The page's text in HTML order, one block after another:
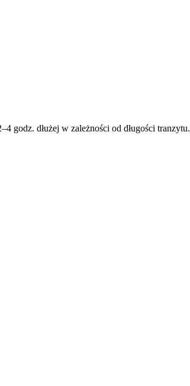
godz. dłużej w zależności od długości tranzytu.